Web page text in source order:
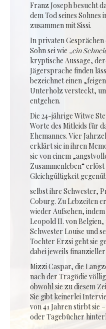
Franz Joseph besucht
dem Tod seines Sohnes
zusammen mit Sissi.
In privaten Gesprächen
Sohn sei wie „ein
kryptische Aussage,
Jägersprache finden
bezeichnet einen
Unterholz versteckt,
entgehen.
Die 24-jährige Witwe
Worte des Mitleids für
Ehemannes. Vier
erklärt sie in ihren
sie von einem
Zusammenleben“ erlöst
Gleichgültigkeit
selbst ihre Schwester,
Coburg. Zu Lebzeiten
wieder Aufsehen,
Leopold II. von
Schwester Louise und
Tochter Erzsi geht sie
dabei jeweils
Mizzi Caspar, die
nach der Tragödie
obwohl sie zu diesem
Sie gibt keinerlei
von 41 Jahren stirbt sie
oder Tagebücher